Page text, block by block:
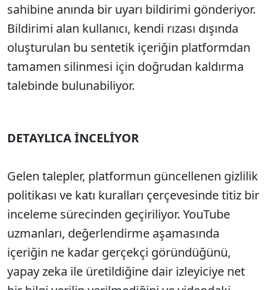
sahibine anında bir uyarı bildirimi gönderiyor.
Bildirimi alan kullanıcı, kendi rızası dışında
oluşturulan bu sentetik içeriğin platformdan
tamamen silinmesi için doğrudan kaldırma
talebinde bulunabiliyor.
DETAYLICA İNCELİYOR
Gelen talepler, platformun güncellenen gizlilik
politikası ve katı kuralları çerçevesinde titiz bir
inceleme sürecinden geçiriliyor. YouTube
uzmanları, değerlendirme aşamasında
içeriğin ne kadar gerçekçi göründüğünü,
yapay zeka ile üretildiğine dair izleyiciye net